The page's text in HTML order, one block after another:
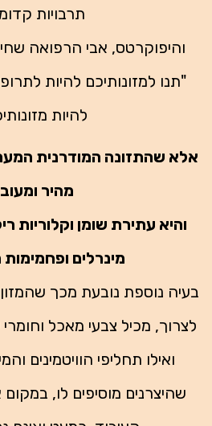
תרבויות
והיפוקרטס, אבי הרפואה
"תנו למזונותיכם להיות
להיות
אלא שהתזונה המודרנית
מהיר
והיא עתירת שומן וקלוריות
מינרלים
בעיה נוספת נובעת מכך
לצרוך, מכיל צבעי מאכל
ואילו תחליפי הוויטמינים
שהיצרנים מוסיפים לו,